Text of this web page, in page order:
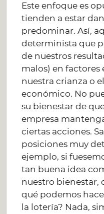
Este enfoque es
tienden a estar
predominar. Así,
determinista que
de nuestros
malos) en factores
nuestra crianza o
económico. No
su bienestar de
empresa
ciertas acciones.
posiciones muy
ejemplo, si
tan buena idea
nuestro bienestar,
qué podemos
la lotería? Nada,